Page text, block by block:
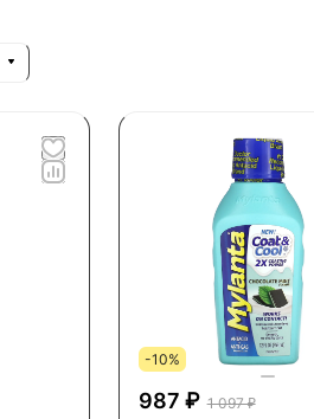
-10%
987 ₽ 1 097 ₽